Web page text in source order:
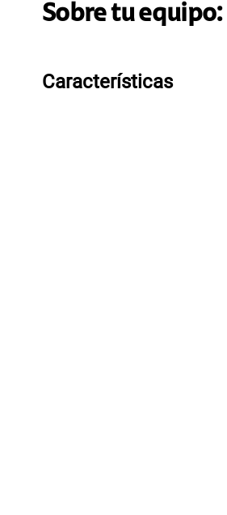
Sobre tu equipo:
Características